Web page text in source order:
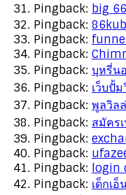
Pingback: big
Pingback: 86kub
Pingback:
Pingback:
Pingback: บุหรี่น
Pingback: เว็บปั้ม
Pingback: พูลวิล
Pingback: สมัคร
Pingback:
Pingback:
Pingback: login
Pingback: เด็กเอ็